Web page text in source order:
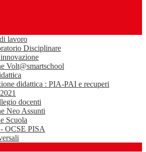
lavoro
Disciplinare
Volt@smartschool
didattica : PIA-PAI e recuperi
docenti
Neo Assunti
Scuola
OCSE PISA